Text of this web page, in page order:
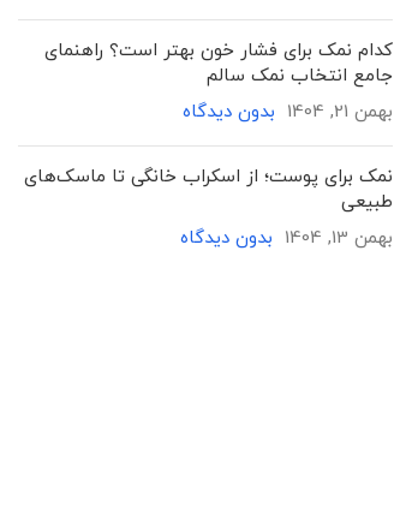
کدام نمک برای فشار خون بهتر است؟ راهنمای
جامع انتخاب نمک سالم
بهمن 21, 1404
بدون دیدگاه
نمک برای پوست؛ از اسکراب خانگی تا ماسک‌های
طبیعی
بهمن 13, 1404
بدون دیدگاه